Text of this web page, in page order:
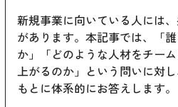
新規事業に向いている人には
があります。本記事では、「
か」「どのような人材をチー
上がるのか」という問いに対
もとに体系的にお答えします。